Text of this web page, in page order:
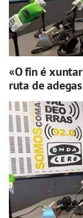
«O fin é
ruta de adegas